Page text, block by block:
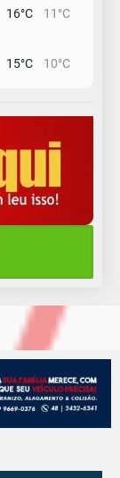
16°C 11°C
15°C 10°C
13°C 11°C